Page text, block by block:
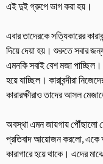
এই দুই গ্রুপে ভাগ করা হয়।
এবার তাদেরকে সত্যিকারের
দিয়ে দেয়া হয়। শুরুতে সবার
এমনকি সবাই বেশ মজা পাচ্ছিল।
হয়ে যাচ্ছিল। কারাবন্দীরা
কারারক্ষীরাও তাদের আসল
অবস্থা এমন জায়গায় পৌঁছালো যে,
প্রতিবাদ আয়োজন করলো, একে
কারাগারে হয়ে থাকে। এদের